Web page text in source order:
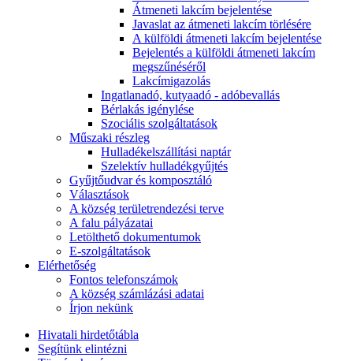
Átmeneti lakcím bejelentése
Javaslat az átmeneti lakcím törlésére
A külföldi átmeneti lakcím bejelentése
Bejelentés a külföldi átmeneti lakcím
megszűnéséről
Lakcímigazolás
Ingatlanadó, kutyaadó - adóbevallás
Bérlakás igénylése
Szociális szolgáltatások
Műszaki részleg
Hulladékelszállítási naptár
Szelektív hulladékgyűjtés
Gyűjtőudvar és komposztáló
Választások
A község területrendezési terve
A falu pályázatai
Letölthető dokumentumok
E-szolgáltatások
Elérhetőség
Fontos telefonszámok
A község számlázási adatai
Írjon nekünk
Hivatali hirdetőtábla
Segítünk elintézni